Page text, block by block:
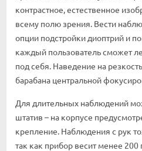
контрастное, естественное
всему полю зрения. Вести
опции подстройки диоптрий и
каждый пользователь сможет
под себя. Наведение на
барабана центральной
Для длительных наблюдений
штатив – на корпусе
крепление. Наблюдения с рук
так как прибор весит менее 200